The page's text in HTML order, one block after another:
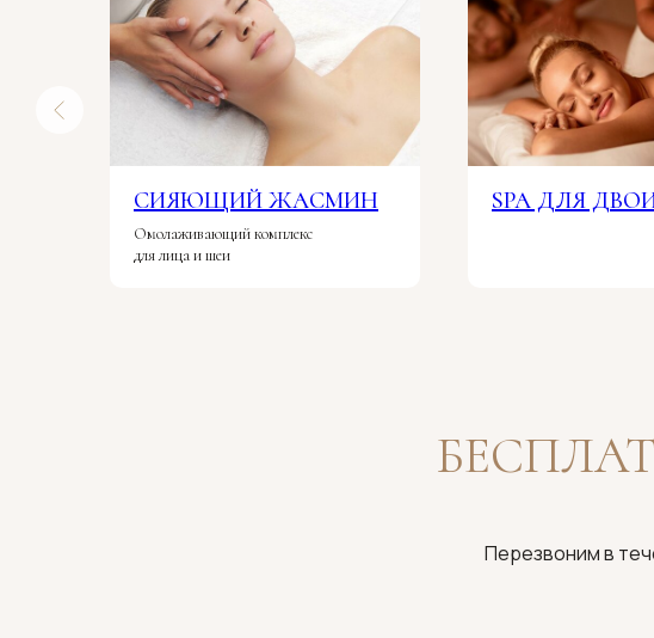
СИЯЮЩИЙ ЖАСМИН
Омолаживающий комплекс
для лица и шеи
SPA ДЛЯ
Перезвоним в